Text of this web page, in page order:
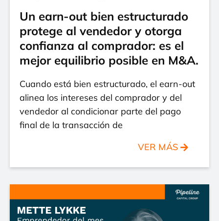
Un earn-out bien estructurado
protege al vendedor y otorga
confianza al comprador: es el
mejor equilibrio posible en M&A.
Cuando está bien estructurado, el earn-out
alinea los intereses del comprador y del
vendedor al condicionar parte del pago
final de la transacción de
VER MÁS